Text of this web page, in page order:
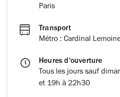
Paris
Transport
Métro : Cardinal
Heures d'ouverture
Tous les jours sauf
et 19h à 22h30